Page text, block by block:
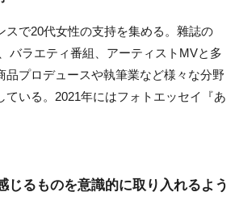
スで20代女性の支持を集める。雜誌の
バラエティ番組、アーティストMVと多
品プロデュースや執筆業など様々な分野
ている。2021年にはフォトエッセイ『あ
じるものを意識的に取り入れるよう